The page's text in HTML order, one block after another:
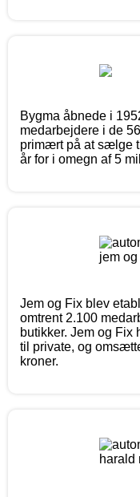
Bygma åbnede i
medarbejdere i de
primært på at sælge
år for i omegn af 5
Jem og Fix blev
omtrent 2.100
butikker. Jem og Fix
til private, og
kroner.